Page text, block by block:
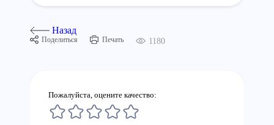
Назад
Поделиться Печать 1180
Пожалуйста, оцените качество: